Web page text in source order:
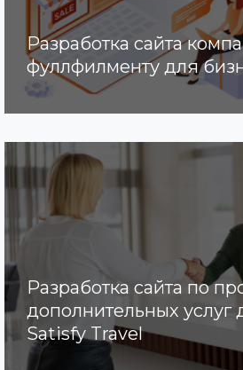
Разработка сайта
фуллфилменту для
Разработка сайта по
дополнительных услуг
Satisfy Travel